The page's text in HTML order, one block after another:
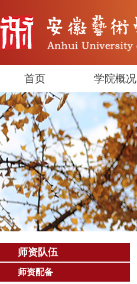
首页 学院概况
师资队伍
师资配备